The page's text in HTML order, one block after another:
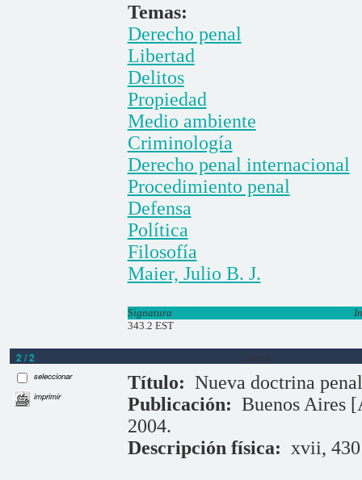
Temas:
Derecho penal
Libertad
Delitos
Propiedad
Medio ambiente
Criminología
Derecho penal internacional
Procedimiento penal
Defensa
Política
Filosofía
Maier, Julio B. J.
Signatura
343.2 EST
2 / 2 Libros
seleccionar
imprimir
Título: Nueva doctrina penal
Publicación: Buenos Aires
2004.
Descripción física: xvii,